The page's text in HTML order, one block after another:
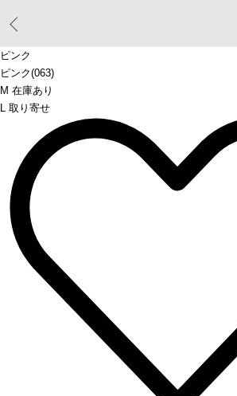
ピンク
ピンク(063)
M 在庫あり
L 取り寄せ